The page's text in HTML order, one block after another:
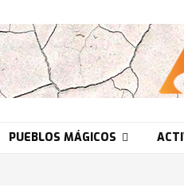
PUEBLOS MÁGICOS